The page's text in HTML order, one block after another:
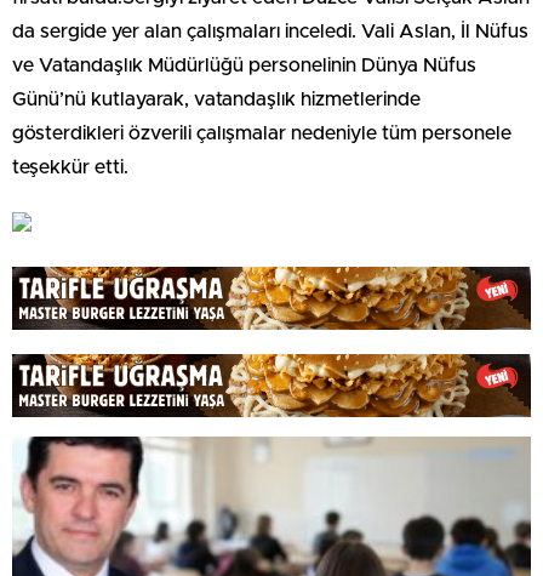
da sergide yer alan çalışmaları inceledi. Vali Aslan, İl Nüfus
ve Vatandaşlık Müdürlüğü personelinin Dünya Nüfus
Günü’nü kutlayarak, vatandaşlık hizmetlerinde
gösterdikleri özverili çalışmalar nedeniyle tüm personele
teşekkür etti.